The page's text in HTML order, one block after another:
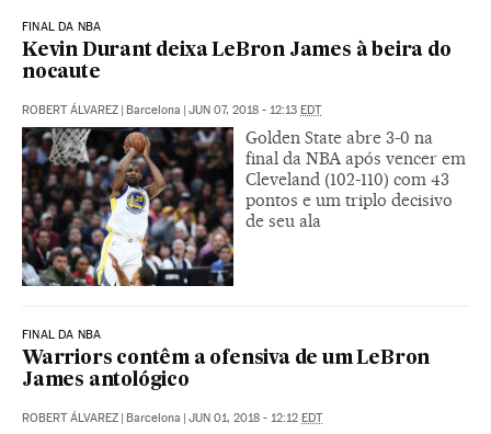
FINAL DA NBA
Kevin Durant deixa LeBron James à beira do
nocaute
ROBERT ÁLVAREZ Barcelona JUN 07, 2018 - 12:13 EDT
Golden State abre 3-0 na
final da NBA após vencer em
Cleveland (102-110) com 43
pontos e um triplo decisivo
de seu ala
FINAL DA NBA
Warriors contêm a ofensiva de um LeBron
James antológico
ROBERT ÁLVAREZ | Barcelona | JUN 01, 2018 - 12:12 EDT